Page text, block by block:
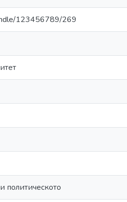
123456789/269
политическото